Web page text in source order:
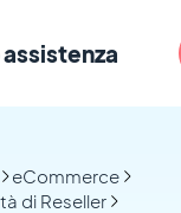
eCommerce
di Reseller